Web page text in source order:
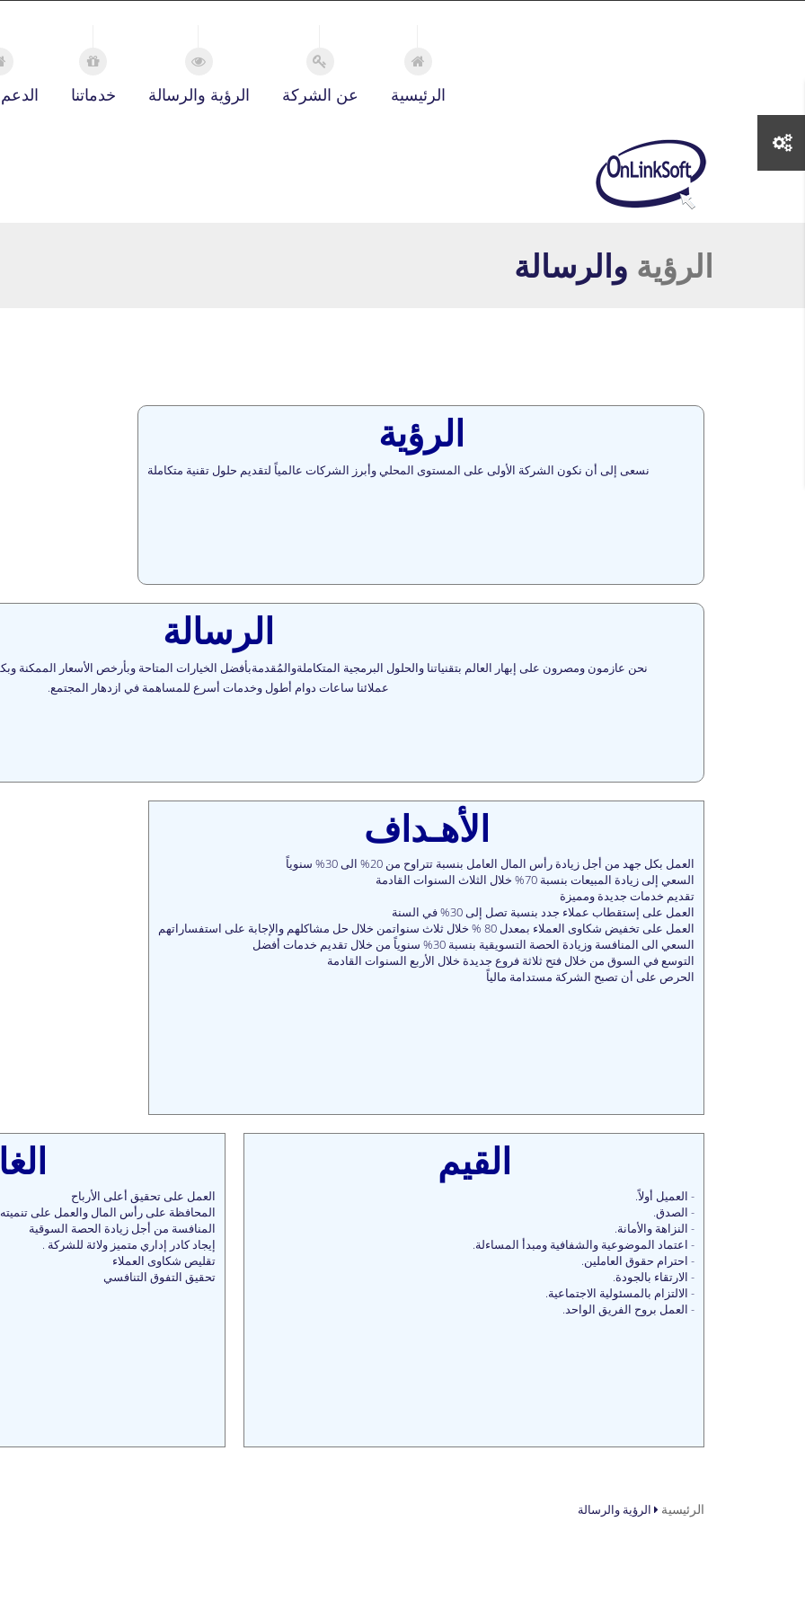
خدماتنا الرؤية والرسالة عن الشركة الرئيسية
الرؤية والرسالة
الرؤية
نسعى إلى أن نكون الشركة الأولى على المستوى المحلي وأبرز الشركات عالمياً لتقديم حلول تقنية متكاملة
الرسالة
نحن عازمون ومصرون على إبهار العالم بتقنياتنا والحلول البرمجية المتكاملةوالمُقدمةبأفضل الخيارات المتاحة وبأرخص الأسعار الممكنة
عملائنا ساعات دوام أطول وخدمات أسرع للمساهمة في ازدهار المجتمع.
الأهـداف
العمل بكل جهد من أجل زيادة رأس المال العامل بنسبة تتراوح من 20% الى 30% سنوياً
السعي إلى زيادة المبيعات بنسبة 70% خلال الثلاث السنوات القادمة
تقديم خدمات جديدة ومميزة
العمل على إستقطاب عملاء جدد بنسبة تصل إلى 30% في السنة
العمل على تخفيض شكاوى العملاء بمعدل 80 % خلال ثلاث سنواتمن خلال حل مشاكلهم والإجابة على استفساراتهم
السعي الى المنافسة وزيادة الحصة التسويقية بنسبة 30% سنوياً من خلال تقديم خدمات أفضل
التوسع في السوق من خلال فتح ثلاثة فروع جديدة خلال الأربع السنوات القادمة
الحرص على أن تصبح الشركة مستدامة مالياً
القيم
- العميل أولاً.
- الصدق.
- النزاهة والأمانة.
- اعتماد الموضوعية والشفافية ومبدأ المساءلة.
- احترام حقوق العاملين.
- الارتقاء بالجودة.
- الالتزام بالمسئولية الاجتماعية.
- العمل بروح الفريق الواحد.
العمل على تحقيق أعلى الأرباح
المحافظة على رأس المال والعمل على تنميته
المنافسة من أجل زيادة الحصة السوقية
إيجاد كادر إداري متميز ولائة للشركة .
تقليص شكاوى العملاء
تحقيق التفوق التنافسي
الرئيسية الرؤية والرسالة